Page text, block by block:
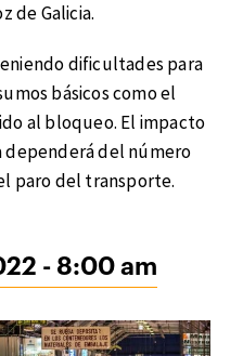
de Galicia.
dificultades para
básicos como el
al bloqueo. El impacto
dependerá del número
paro del transporte.
- 8:00 am